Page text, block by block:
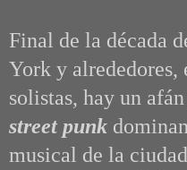
Final de la década
York y alrededores,
solistas, hay un afán
street punk
musical de la